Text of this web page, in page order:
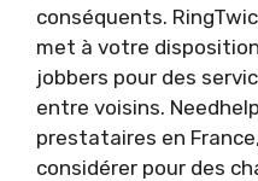
conséquents.
met à votre
jobbers pour des
entre voisins.
prestataires en
considérer pour des